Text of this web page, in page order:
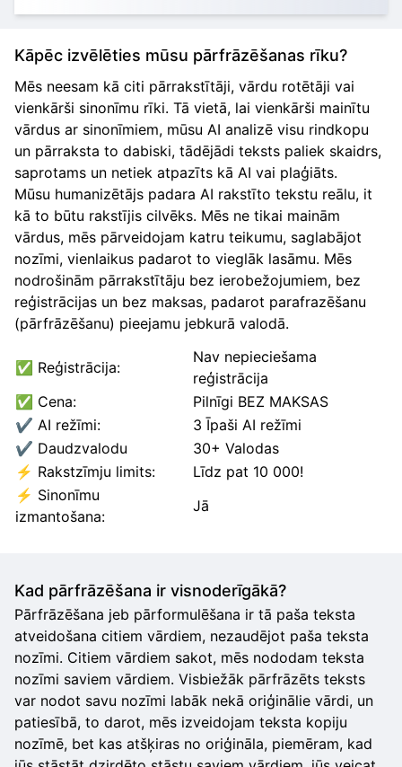
Kāpēc izvēlēties mūsu pārfrāzēšanas rīku?
Mēs neesam kā citi pārrakstītāji, vārdu rotētāji vai
vienkārši sinonīmu rīki. Tā vietā, lai vienkārši mainītu
vārdus ar sinonīmiem, mūsu AI analizē visu rindkopu
un pārraksta to dabiski, tādējādi teksts paliek skaidrs,
saprotams un netiek atpazīts kā AI vai plaģiāts.
Mūsu humanizētājs padara AI rakstīto tekstu reālu, it
kā to būtu rakstījis cilvēks. Mēs ne tikai mainām
vārdus, mēs pārveidojam katru teikumu, saglabājot
nozīmi, vienlaikus padarot to vieglāk lasāmu. Mēs
nodrošinām pārrakstītāju bez ierobežojumiem, bez
reģistrācijas un bez maksas, padarot parafrazēšanu
(pārfrāzēšanu) pieejamu jebkurā valodā.
✅ Reģistrācija:
Nav nepieciešama
reģistrācija
✅ Cena:
Pilnīgi BEZ MAKSAS
✔️ AI režīmi:
3 Īpaši AI režīmi
✔️ Daudzvalodu
30+ Valodas
⚡ Rakstzīmju limits:
Līdz pat 10 000!
⚡ Sinonīmu
izmantošana:
Jā
Kad pārfrāzēšana ir visnoderīgākā?
Pārfrāzēšana jeb pārformulēšana ir tā paša teksta
atveidošana citiem vārdiem, nezaudējot paša teksta
nozīmi. Citiem vārdiem sakot, mēs nododam teksta
nozīmi saviem vārdiem. Visbiežāk pārfrāzēts teksts
var nodot savu nozīmi labāk nekā oriģinālie vārdi, un
patiesībā, to darot, mēs izveidojam teksta kopiju
nozīmē, bet kas atšķiras no oriģināla, piemēram, kad